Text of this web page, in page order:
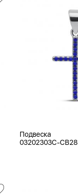
Подвеска
03202303C-CB28